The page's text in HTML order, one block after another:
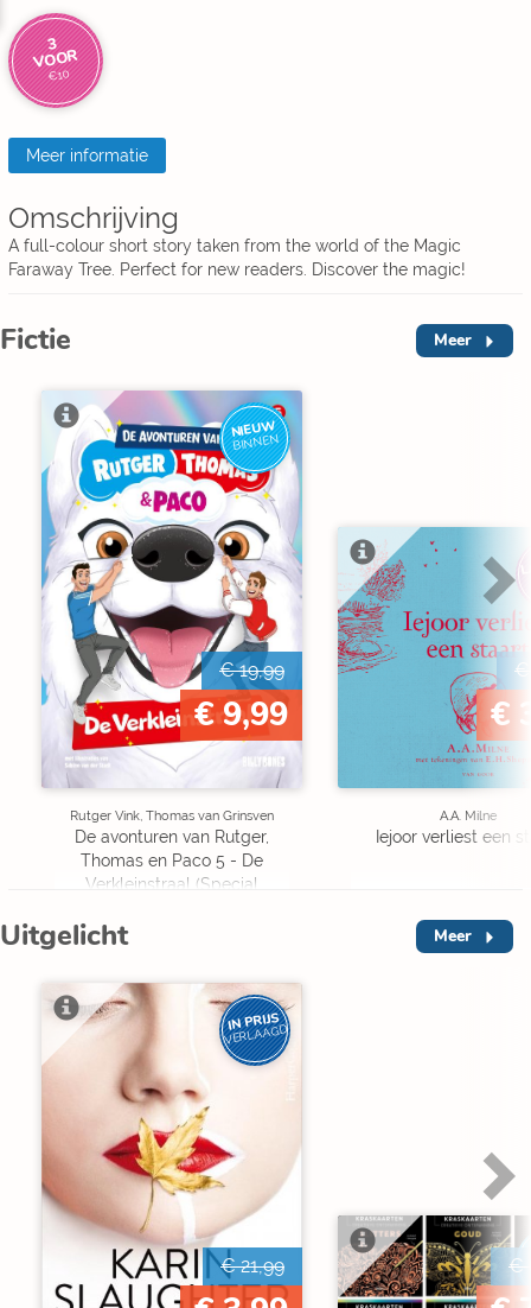
3
VOOR
€10
Meer informatie
Omschrijving
A full-colour short story taken from the world of the Magic
Faraway Tree. Perfect for new readers. Discover the magic!
Fictie Meer
NIEUW
BINNEN
€ 19,99
€ 9,99
Rutger Vink, Thomas van Grinsven
De avonturen van Rutger,
Thomas en Paco 5 - De
Verkleinstraal (Special
€
€
A.A. Milne
Iejoor verliest een
Uitgelicht Meer
IN PRIJS
VERLAAGD
€ 21,99 €